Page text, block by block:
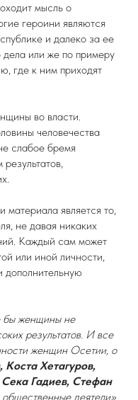
мысль о
героини являются
и далеко за ее
или же по примеру
где к ним приходят
во власти.
человечества
слабое бремя
является то,
не давая никаких
Каждый сам может
или иной личности,
дополнительную
бы женщины не
результатов. И все
женщин Осетии, о
Коста Хетагуров,
Гадиев, Стефан
деятели»